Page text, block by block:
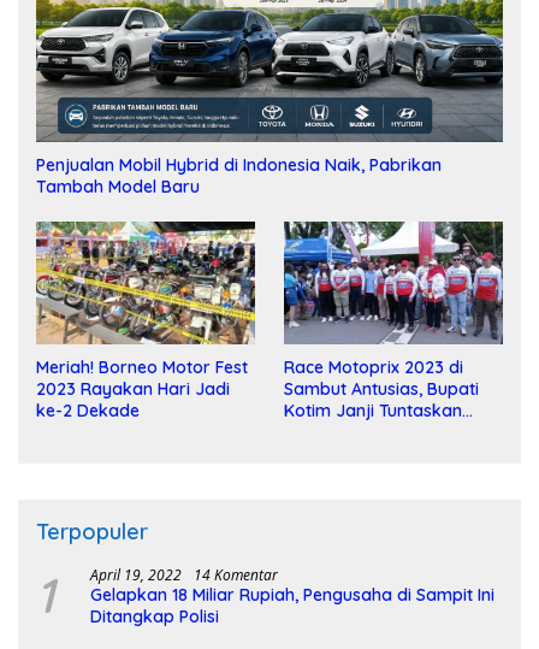
Penjualan Mobil Hybrid di Indonesia Naik, Pabrikan
Tambah Model Baru
Meriah! Borneo Motor Fest
2023 Rayakan Hari Jadi
ke-2 Dekade
Race Motoprix 2023 di
Sambut Antusias, Bupati
Kotim Janji Tuntaskan
Terpopuler
1 April 19, 2022 14 Komentar
Gelapkan 18 Miliar Rupiah, Pengusaha di Sampit Ini
Ditangkap Polisi